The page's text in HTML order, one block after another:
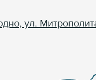
ул.